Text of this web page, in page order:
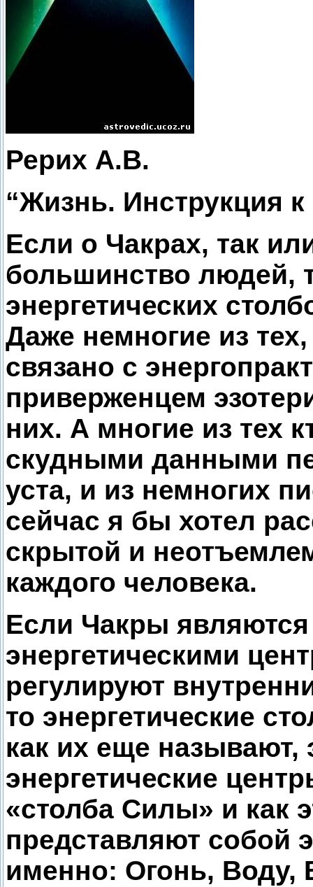
Рерих А.В.
“Жизнь. Инструкция
Если о Чакрах, так
большинство людей,
энергетических
Даже немногие из тех,
связано с
приверженцем
них. А многие из тех
скудными данными
уста, и из немногих
сейчас я бы хотел
скрытой и
каждого человека.
Если Чакры
энергетическими
регулируют
то энергетические
как их еще
энергетические
«столба Силы» и как
представляют собой
именно: Огонь, Воду,